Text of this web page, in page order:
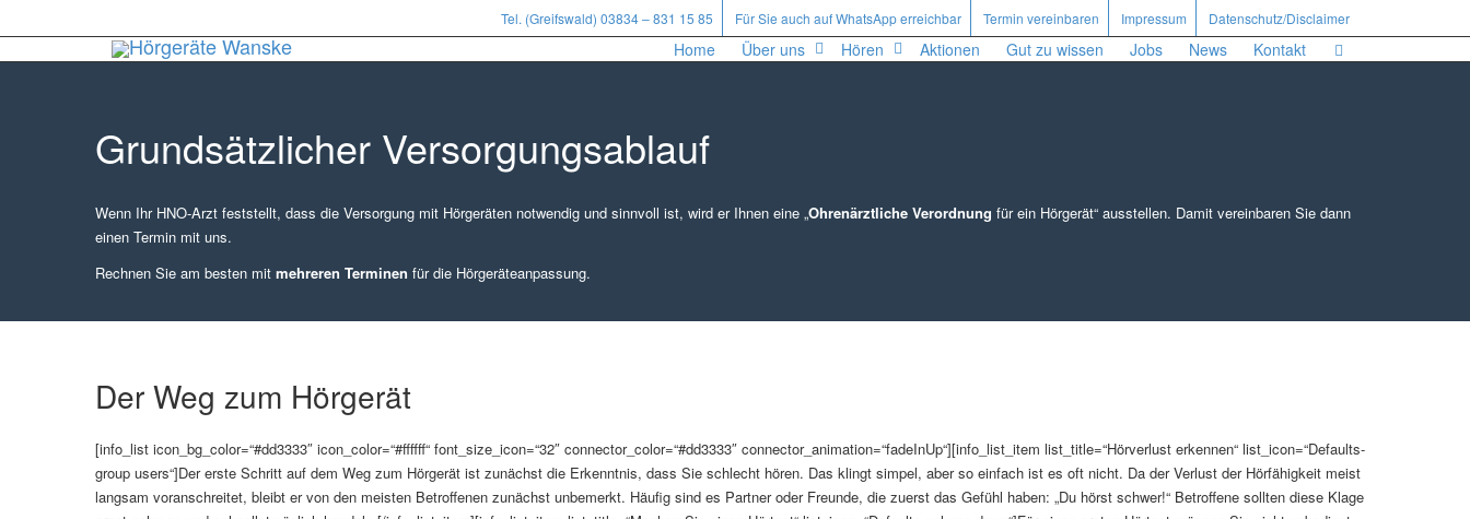
Tel. (Greifswald) 03834 – 831 15 85 Für Sie auch auf WhatsApp erreichbar Termin vereinbaren Impressum Datenschutz/Disclaimer
Home Über uns Hören Aktionen Gut zu wissen Jobs News Kontakt
Grundsätzlicher Versorgungsablauf
Wenn Ihr HNO-Arzt feststellt, dass die Versorgung mit Hörgeräten notwendig und sinnvoll ist, wird er Ihnen eine „Ohrenärztliche Verordnung für ein Hörgerät“ ausstellen. Damit vereinbaren Sie dann
einen Termin mit uns.
Rechnen Sie am besten mit mehreren Terminen für die Hörgeräteanpassung.
Der Weg zum Hörgerät
[info_list icon_bg_color=“#dd3333″ icon_color=“#ffffff“ font_size_icon=“32″ connector_color=“#dd3333″ connector_animation=“fadeInUp“][info_list_item list_title=“Hörverlust erkennen“ list_icon=“Defaults-
group users“]Der erste Schritt auf dem Weg zum Hörgerät ist zunächst die Erkenntnis, dass Sie schlecht hören. Das klingt simpel, aber so einfach ist es oft nicht. Da der Verlust der Hörfähigkeit meist
langsam voranschreitet, bleibt er von den meisten Betroffenen zunächst unbemerkt. Häufig sind es Partner oder Freunde, die zuerst das Gefühl haben: „Du hörst schwer!“ Betroffene sollten diese Klage